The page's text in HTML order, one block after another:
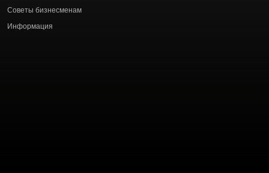
Советы бизнесменам
Информация